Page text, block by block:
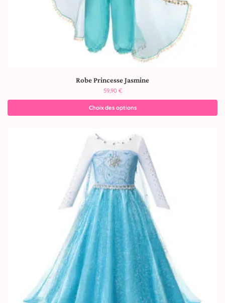
Robe Princesse Jasmine
59,90 €
Choix des options